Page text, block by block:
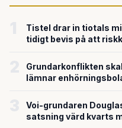
Tistel drar in tiotals
tidigt bevis på att
Grundarkonflikten
lämnar
Voi-grundaren
satsning värd kvarts